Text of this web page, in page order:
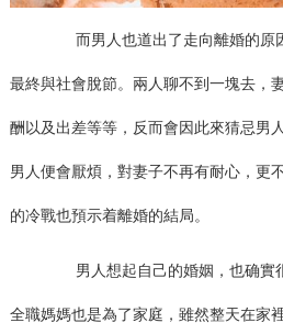
而男人也道出了走向離婚的原
最終與社會脫節。兩人聊不到一塊去，
酬以及出差等等，反而會因此來猜忌男
男人便會厭煩，對妻子不再有耐心，更
的冷戰也預示着離婚的結局。
男人想起自己的婚姻，也确實
全職媽媽也是為了家庭，雖然整天在家